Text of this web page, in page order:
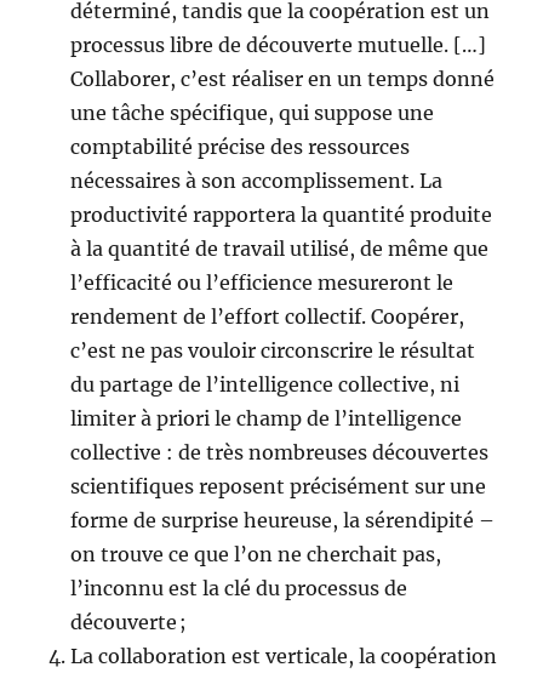
déterminé, tandis que la coopération est un
processus libre de découverte mutuelle. […]
Collaborer, c’est réaliser en un temps donné
une tâche spécifique, qui suppose une
comptabilité précise des ressources
nécessaires à son accomplissement. La
productivité rapportera la quantité produite
à la quantité de travail utilisé, de même que
l’efficacité ou l’efficience mesureront le
rendement de l’effort collectif. Coopérer,
c’est ne pas vouloir circonscrire le résultat
du partage de l’intelligence collective, ni
limiter à priori le champ de l’intelligence
collective : de très nombreuses découvertes
scientifiques reposent précisément sur une
forme de surprise heureuse, la sérendipité –
on trouve ce que l’on ne cherchait pas,
l’inconnu est la clé du processus de
découverte ;
La collaboration est verticale, la coopération